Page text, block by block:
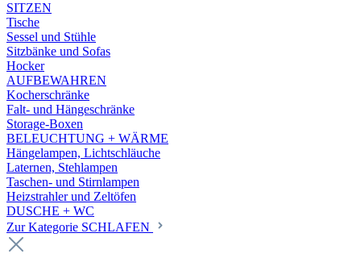
SITZEN
Tische
Sessel und Stühle
Sitzbänke und Sofas
Hocker
AUFBEWAHREN
Kocherschränke
Falt- und Hängeschränke
Storage-Boxen
BELEUCHTUNG + WÄRME
Hängelampen, Lichtschläuche
Laternen, Stehlampen
Taschen- und Stirnlampen
Heizstrahler und Zeltöfen
DUSCHE + WC
Zur Kategorie SCHLAFEN